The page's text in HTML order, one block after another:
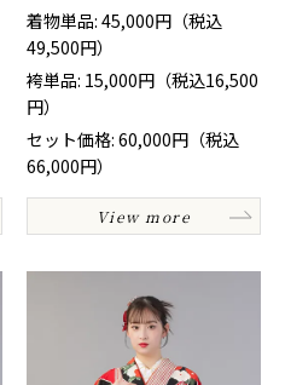
着物単品: 45,000円（税込
49,500円）
袴単品: 15,000円（税込16,500
円）
セット価格: 60,000円（税込
66,000円）
View more